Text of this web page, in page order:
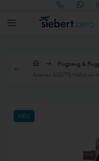
Flugzeug &
Amerex A337TS Halotron-
NEU